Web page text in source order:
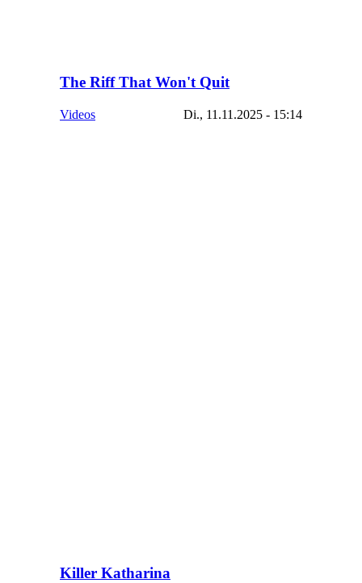
The Riff That Won't Quit
Videos Di., 11.11.2025 - 15:14
Killer Katharina